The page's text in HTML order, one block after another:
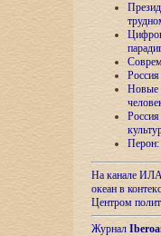
Новые
Перон:
На канале
океан в
Центром
Журнал